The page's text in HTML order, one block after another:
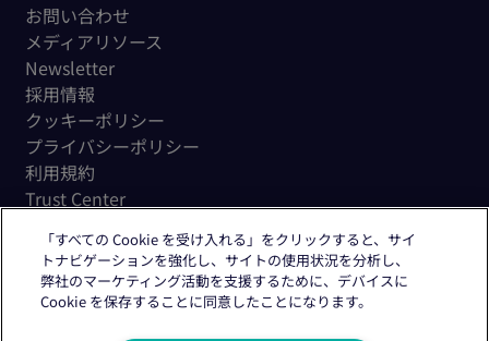
お問い合わせ
メディアリソース
Newsletter
採用情報
クッキーポリシー
プライバシーポリシー
利用規約
Trust Center
「すべての Cookie を受け入れる」をクリックすると、サイ
トナビゲーションを強化し、サイトの使用状況を分析し、
弊社のマーケティング活動を支援するために、デバイスに
Cookie を保存することに同意したことになります。